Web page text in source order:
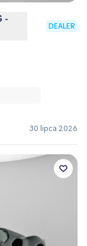
-
DEALER
30 lipca 2026